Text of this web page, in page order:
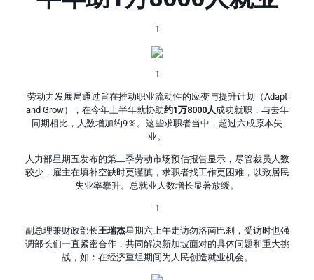
1
1
劳动力发展局通过旨在推动职业流动性的应变与提升计划（Adapt
and Grow），在今年上半年就协助约1万8000人 成功就职，与去年
同期相比，人数增加约9％。这些求职者当中，超过六成原本失
业。
人力部星期五发布的第二季劳动市场预估报告显示，尽管裁员人数
较少，雇主在填补空缺时更谨慎，求职者找工作更困难，以致居民
失业率攀升。总就业人数增长显著放缓。
1
副总理兼财政部长王瑞杰星期六上午走访勿洛南巴刹，受访时也强
调部长们一直紧密合作，共同解决新加坡面对的具体问题和重大挑
战，如：在经济重组期间为人民创造就业机会。